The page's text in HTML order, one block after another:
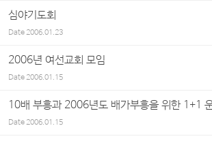
심야기도회
Date2006.01.23
2006년 여선교회 모임
Date2006.01.15
10배 부흥과 2006년도 배가부흥을 위한 1+1
Date2006.01.15